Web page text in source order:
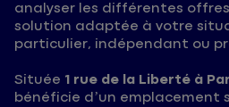
analyser les différentes
solution adaptée à votre
particulier, indépendant ou
Située 1 rue de la Liberté à
bénéficie d’un emplacement